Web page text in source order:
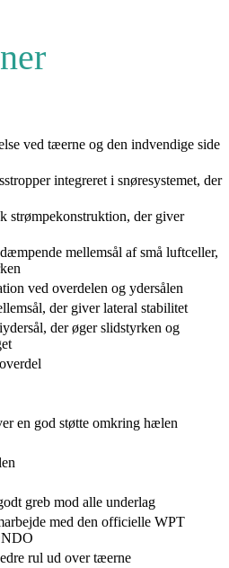
ved tæerne og den indvendige side
integreret i snøresystemet, der
strømpekonstruktion, der giver
mellemsål af små luftceller,
ved overdelen og ydersålen
der giver lateral stabilitet
der øger slidstyrken og
en god støtte omkring hælen
greb mod alle underlag
med den officielle WPT
rul ud over tæerne